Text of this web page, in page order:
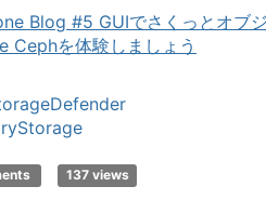
Blog #5 GUIでさくっとオブ
Cephを体験しましょう
137 views